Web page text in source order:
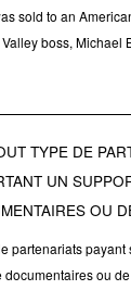
sold to an
boss, Michael
TYPE DE
UN
OU
partenariats payant
ou